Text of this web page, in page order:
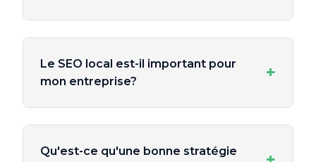
Le SEO local est-il important pour
mon entreprise?
+
Qu'est-ce qu'une bonne stratégie